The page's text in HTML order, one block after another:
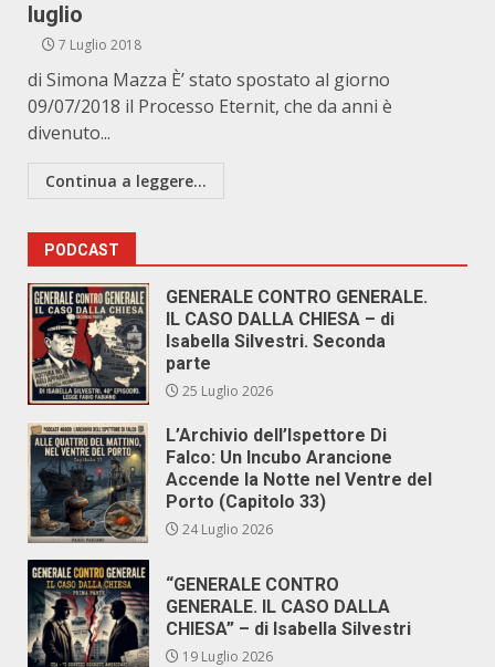
luglio
7 Luglio 2018
di Simona Mazza È’ stato spostato al giorno
09/07/2018 il Processo Eternit, che da anni è
divenuto...
Continua a leggere...
PODCAST
GENERALE CONTRO GENERALE.
IL CASO DALLA CHIESA – di
Isabella Silvestri. Seconda
parte
25 Luglio 2026
L’Archivio dell’Ispettore Di
Falco: Un Incubo Arancione
Accende la Notte nel Ventre del
Porto (Capitolo 33)
24 Luglio 2026
“GENERALE CONTRO
GENERALE. IL CASO DALLA
CHIESA” – di Isabella Silvestri
19 Luglio 2026